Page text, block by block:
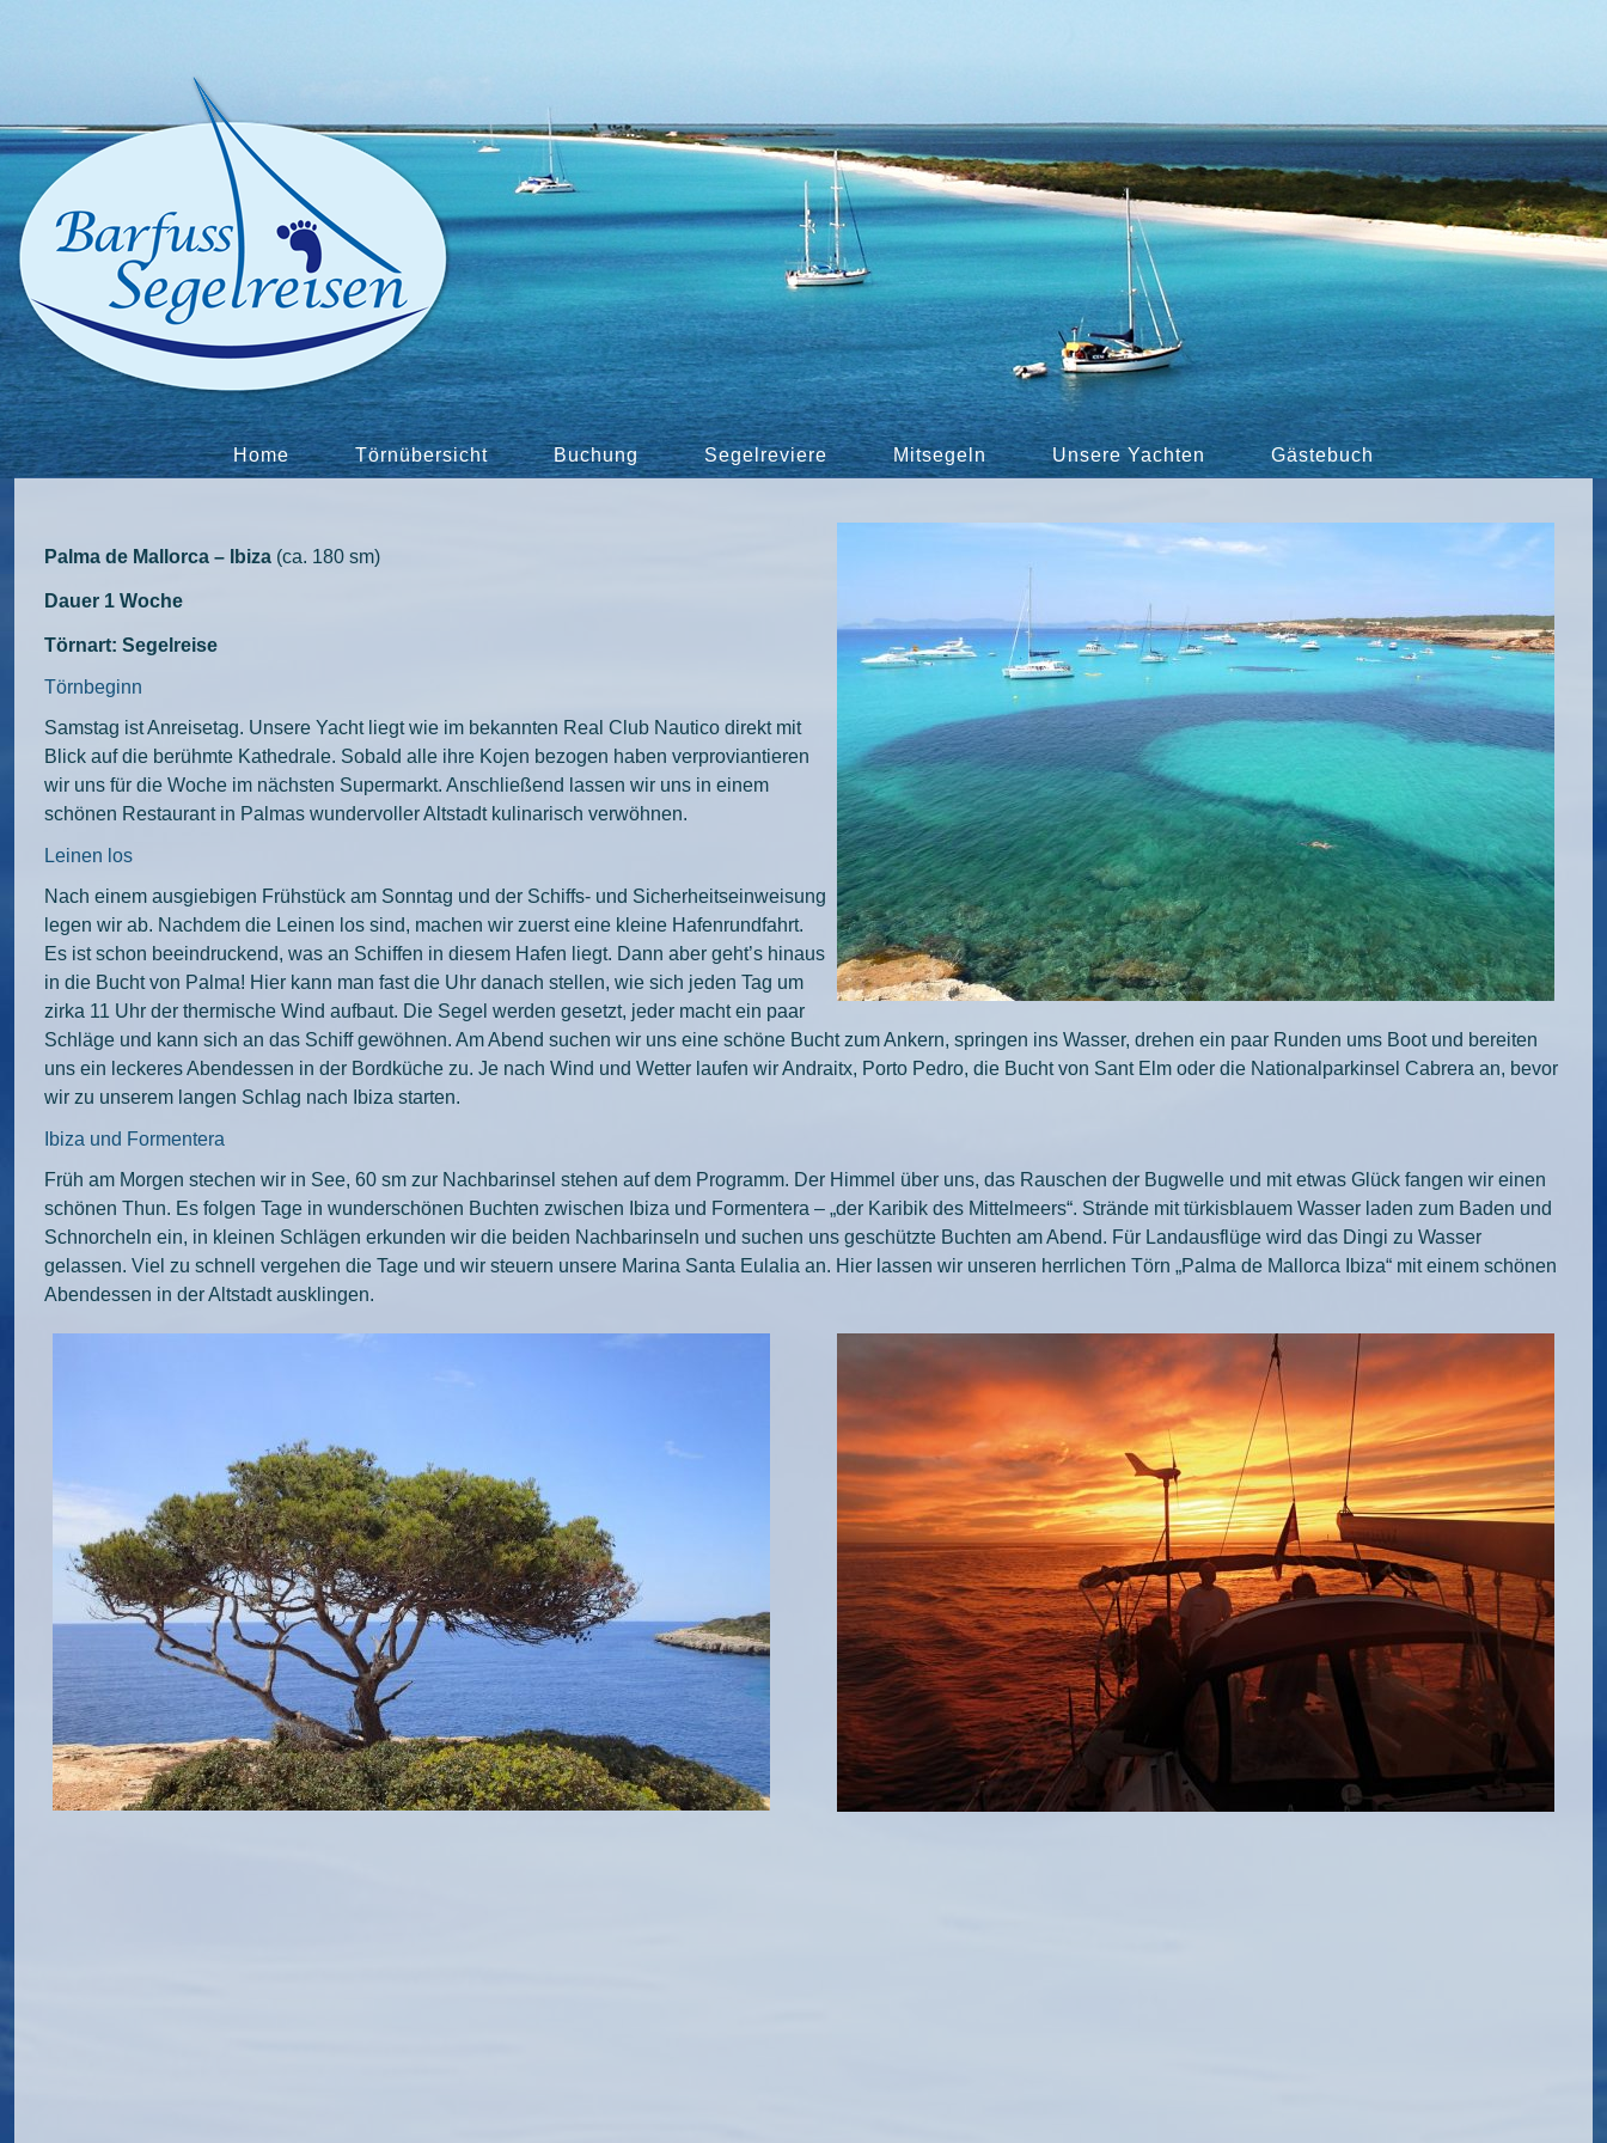
Home Törnübersicht Buchung Segelreviere Mitsegeln Unsere Yachten Gästebuch
Palma de Mallorca – Ibiza (ca. 180 sm)
Dauer 1 Woche
Törnart: Segelreise
Törnbeginn
Samstag ist Anreisetag. Unsere Yacht liegt wie im bekannten Real Club Nautico direkt mit
Blick auf die berühmte Kathedrale. Sobald alle ihre Kojen bezogen haben verproviantieren
wir uns für die Woche im nächsten Supermarkt. Anschließend lassen wir uns in einem
schönen Restaurant in Palmas wundervoller Altstadt kulinarisch verwöhnen.
Leinen los
Nach einem ausgiebigen Frühstück am Sonntag und der Schiffs- und Sicherheitseinweisung
legen wir ab. Nachdem die Leinen los sind, machen wir zuerst eine kleine Hafenrundfahrt.
Es ist schon beeindruckend, was an Schiffen in diesem Hafen liegt. Dann aber geht’s hinaus
in die Bucht von Palma! Hier kann man fast die Uhr danach stellen, wie sich jeden Tag um
zirka 11 Uhr der thermische Wind aufbaut. Die Segel werden gesetzt, jeder macht ein paar
Schläge und kann sich an das Schiff gewöhnen. Am Abend suchen wir uns eine schöne Bucht zum Ankern, springen ins Wasser, drehen ein paar Runden ums Boot und bereiten
uns ein leckeres Abendessen in der Bordküche zu. Je nach Wind und Wetter laufen wir Andraitx, Porto Pedro, die Bucht von Sant Elm oder die Nationalparkinsel Cabrera an, bevor
wir zu unserem langen Schlag nach Ibiza starten.
Ibiza und Formentera
Früh am Morgen stechen wir in See, 60 sm zur Nachbarinsel stehen auf dem Programm. Der Himmel über uns, das Rauschen der Bugwelle und mit etwas Glück fangen wir einen
schönen Thun. Es folgen Tage in wunderschönen Buchten zwischen Ibiza und Formentera – „der Karibik des Mittelmeers“. Strände mit türkisblauem Wasser laden zum Baden und
Schnorcheln ein, in kleinen Schlägen erkunden wir die beiden Nachbarinseln und suchen uns geschützte Buchten am Abend. Für Landausflüge wird das Dingi zu Wasser
gelassen. Viel zu schnell vergehen die Tage und wir steuern unsere Marina Santa Eulalia an. Hier lassen wir unseren herrlichen Törn „Palma de Mallorca Ibiza“ mit einem schönen
Abendessen in der Altstadt ausklingen.